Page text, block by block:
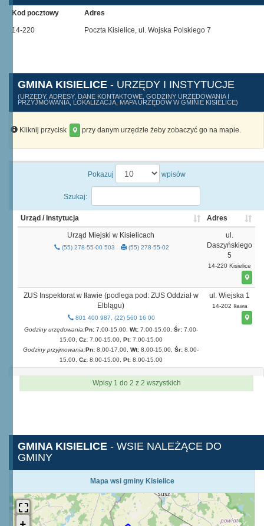
Kod pocztowy Adres
14-220 Poczta Kisielice, ul. Wojska Polskiego 7
GMINA KISIELICE - URZĘDY I INSTYTUCJE
(URZĘDY, ADRESY, DANE KONTAKTOWE, GODZINY URZĘDOWANIA I
PRZYJMOWANIA, LOKALIZACJA, MAPA URZĘDÓW W GMINIE KISIELICE)
Kliknij przycisk przy danym urzędzie żeby zobaczyć go na mapie.
Pokazuj wpisów
Szukaj:
Urząd / Instytucja Adres
Urząd Miejski w Kisielicach
(55) 278-55-00 503 (55) 278-55-02
ul.
Daszyńskiego
5
14-220 Kisielice
ZUS Inspektorat w Iławie (podlega pod: ZUS Oddział w
Elblągu)
801 400 987, (22) 560 16 00
Godziny urzędowania:Pn:7.00-15.00, Wt:7.00-15.00, Śr:7.00-
15.00, Cz:7.00-15.00, Pt:7.00-15.00
Godziny przyjmowania:Pn: 8.00-17.00, Wt: 8.00-15.00, Śr: 8.00-
15.00, Cz:8.00-15.00, Pt:8.00-15.00
ul. Wiejska 1
14-202 Iława
Wpisy 1 do 2 z 2 wszystkich
GMINA KISIELICE - WSIE NALEŻĄCE DO
GMINY
Mapa wsi gminy Kisielice